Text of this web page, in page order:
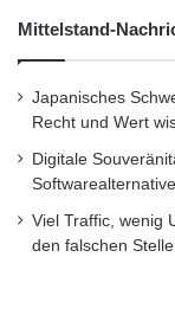
Mittelstand-
Japanisches
Recht und Wert
Digitale
Viel Traffic, wenig
den falschen